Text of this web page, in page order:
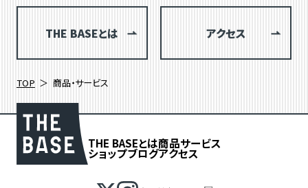
THE BASEとは アクセス
TOP 商品・サービス
THE BASEとは商品サービス
ショップブログアクセス